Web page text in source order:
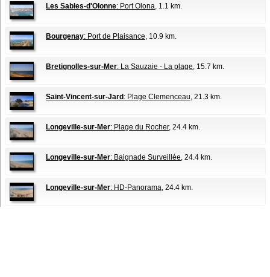
Les Sables-d'Olonne: Port Olona, 1.1 km.
Bourgenay: Port de Plaisance, 10.9 km.
Bretignolles-sur-Mer: La Sauzaie - La plage, 15.7 km.
Saint-Vincent-sur-Jard : Plage Clemenceau, 21.3 km.
Longeville-sur-Mer: Plage du Rocher, 24.4 km.
Longeville-sur-Mer: Baignade Surveillée, 24.4 km.
Longeville-sur-Mer: HD-Panorama, 24.4 km.